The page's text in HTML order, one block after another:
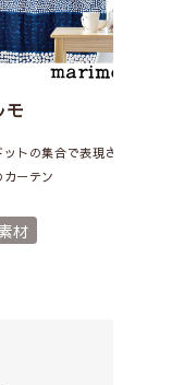
モ
トの集合で表現されたデ
ーテン
材